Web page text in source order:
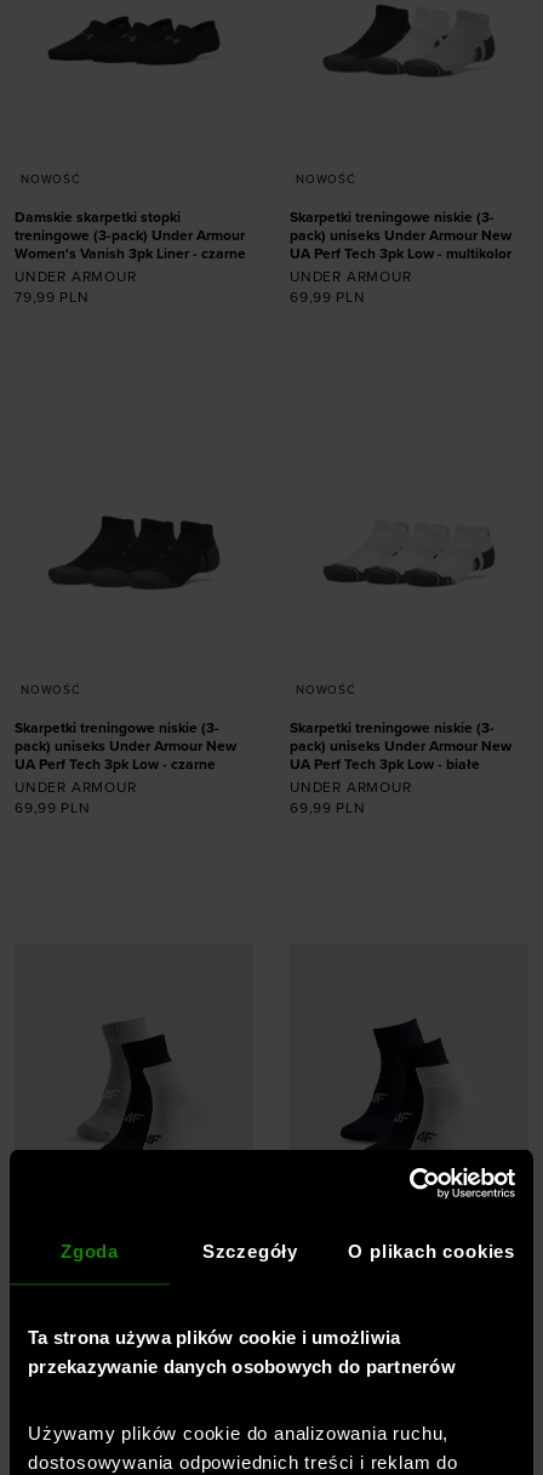
Zgoda Szczegóły O plikach cookies
Ta strona używa plików cookie i umożliwia
przekazywanie danych osobowych do partnerów
Używamy plików cookie do analizowania ruchu,
dostosowywania odpowiednich treści i reklam do
NOWOŚĆ
Damskie skarpetki stopki
treningowe (3-pack) Under Armour
Women's Vanish 3pk Liner - czarne
UNDER ARMOUR
79,99 PLN
NOWOŚĆ
Skarpetki treningowe niskie (3-
pack) uniseks Under Armour New
UA Perf Tech 3pk Low - multikolor
UNDER ARMOUR
69,99 PLN
NOWOŚĆ
Skarpetki treningowe niskie (3-
pack) uniseks Under Armour New
UA Perf Tech 3pk Low - czarne
UNDER ARMOUR
69,99 PLN
NOWOŚĆ
Skarpetki treningowe niskie (3-
pack) uniseks Under Armour New
UA Perf Tech 3pk Low - białe
UNDER ARMOUR
69,99 PLN
4FRSS26USOCM0836 - multikolor
4F
54,99
4FRSS26USOCM0836 - multikolor
4F
54,99